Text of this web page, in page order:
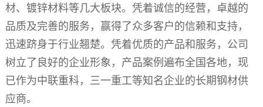
材、镀锌材料等几大板块。凭着诚信的经营，卓越的
品质及完善的服务，赢得了众多客户的信赖和支持，
迅速跻身于行业翘楚。凭着优质的产品和服务，公司
树立了良好的企业形象，产品案例遍布全国各地，现
已作为中联重科，三一重工等知名企业的长期钢材供
应商。